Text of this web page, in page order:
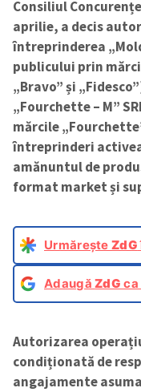
Consiliul
aprilie, a decis
întreprinderea
publicului prin
„Bravo” și
„Fourchette – M”
mărcile
întreprinderi
amănuntul de
format market și
Urmărește ZdG
AdaugăZdG ca
Autorizarea
condiționată de
angajamente